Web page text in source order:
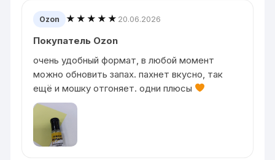
Ozon ★★★★★ 20.06.2026
Покупатель Ozon
очень удобный формат, в любой момент
можно обновить запах. пахнет вкусно, так
ещё и мошку отгоняет. одни плюсы